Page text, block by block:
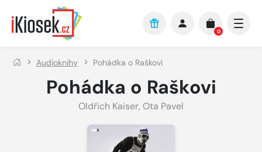
Přejít na hlavní obsah
0
Audioknihy Pohádka o Raškovi
Pohádka o Raškovi
Oldřich Kaiser, Ota Pavel